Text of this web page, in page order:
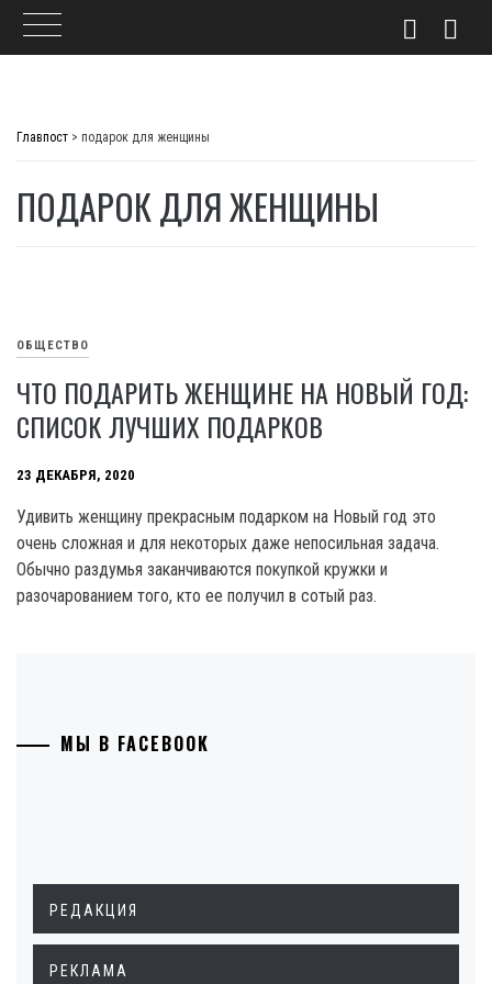
Главпост > подарок для женщины
ПОДАРОК ДЛЯ ЖЕНЩИНЫ
ОБЩЕСТВО
ЧТО ПОДАРИТЬ ЖЕНЩИНЕ НА НОВЫЙ ГОД:
СПИСОК ЛУЧШИХ ПОДАРКОВ
23 ДЕКАБРЯ, 2020
Удивить женщину прекрасным подарком на Новый год это
очень сложная и для некоторых даже непосильная задача.
Обычно раздумья заканчиваются покупкой кружки и
разочарованием того, кто ее получил в сотый раз.
МЫ В FACEBOOK
РЕДАКЦИЯ
РЕКЛАМА